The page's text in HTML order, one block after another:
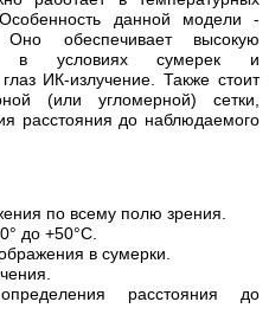
данной модели -
обеспечивает высокую
в условиях сумерек и
ИК-излучение. Также стоит
(или угломерной) сетки,
расстояния до наблюдаемого
по всему полю зрения.
до +50°С.
в сумерки.
расстояния до